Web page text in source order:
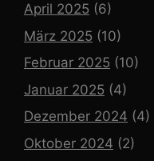
April 2025 (6)
März 2025 (10)
Februar 2025 (10)
Januar 2025 (4)
Dezember 2024 (4)
Oktober 2024 (2)